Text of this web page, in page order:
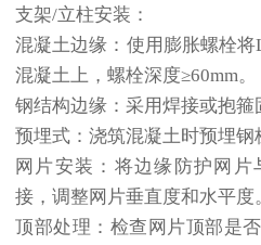
支架/立柱安装：
混凝土边缘：使用膨胀螺栓
混凝土上，螺栓深度≥60mm。
钢结构边缘：采用焊接或抱箍
预埋式：浇筑混凝土时预埋钢
网片安装： 将边缘防护网片
接，调整网片垂直度和水平度
顶部处理： 检查网片顶部是